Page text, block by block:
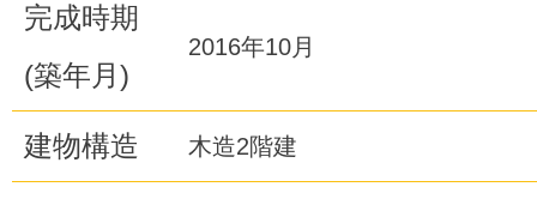
完成時期
(築年月)
2016年10月
建物構造 木造2階建